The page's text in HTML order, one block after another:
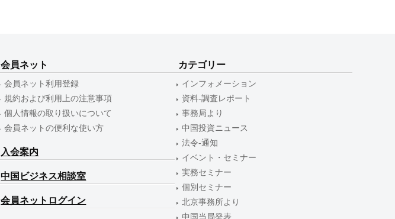
会員ネット
会員ネット利用登録
規約および利用上の注意事項
個人情報の取り扱いについて
会員ネットの便利な使い方
入会案内
中国ビジネス相談室
会員ネットログイン
カテゴリー
インフォメーション
資料-調査レポート
事務局より
中国投資ニュース
法令-通知
イベント・セミナー
実務セミナー
個別セミナー
北京事務所より
中国当局発表